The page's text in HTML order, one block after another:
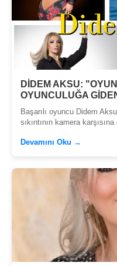
DİDEM AKSU:
OYUNCULUĞA
Başarılı oyuncu Didem
sıkıntının kamera
Devamını Oku →